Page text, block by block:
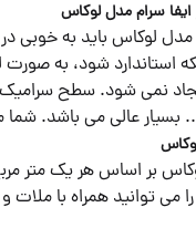
سرام مدل لوکاس
استاندارد شود، به
نمی شود. سطح
عالی می باشد. شما
بر اساس هر یک متر مربع
توانید همراه با